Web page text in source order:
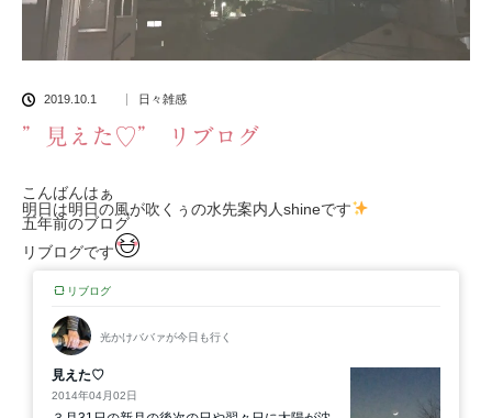
2019.10.1 日々雑感
”見えた♡” リブログ
こんばんはぁ
明日は明日の風が吹くぅの水先案内人shineです
五年前のブログ
リブログです